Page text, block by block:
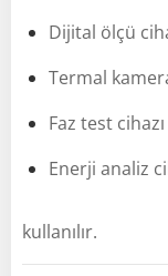
Dijital ölçü
Termal
Faz test cihazı
Enerji analiz
kullanılır.